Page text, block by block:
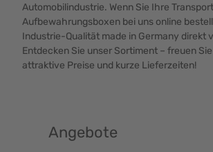
Automobilindustrie. Wenn Sie Ihre
Aufbewahrungsboxen bei uns online
Industrie-Qualität made in Germany direkt
Entdecken Sie unser Sortiment – freuen
attraktive Preise und kurze Lieferzeiten!
Angebote